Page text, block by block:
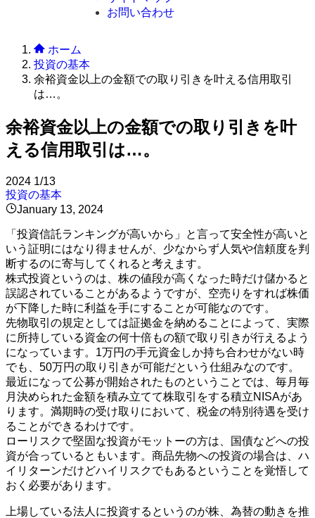
お問い合わせ
ホーム
投資の基本
余裕資金以上の金額での取り引きを叶える信用取引
は…。
余裕資金以上の金額での取り引きを叶
える信用取引は…。
2024 1/13
投資の基本
January 13, 2024
「投資信託ランキングが高いから」と言って安全性が高いと
いう証明にはなり得ませんが、少なからず人気や信頼度を判
断するのに寄与してくれると考えます。
株式投資というのは、株の値段が高くなった時だけ儲かると
誤認されていることがあるようですが、空売りをすれば株価
が下降した時に利益を手にすることが可能なのです。
先物取引の規定としては証拠金を納めることによって、実際
に所持している資金の何十倍もの額で取り引きが行えるよう
になっています。1万円の手元資金しか持ち合わせがない時
でも、50万円の取り引きが可能だという仕組みなのです。
最近になって公募が開始されたものということでは、毎月毎
月決められた金額を積み立てて株取引をする積立NISAがあ
ります。満期時の受け取りにおいて、税金の特別待遇を受け
ることができるわけです。
ローリスクで堅固な投資がモットーの方は、国債などへの投
資が合っているともいます。商品先物への投資の場合は、ハ
イリターンだけどハイリスクでもあるということを覚悟して
おく必要があります。
上場している法人に投資するというのが株、為替の動きを推